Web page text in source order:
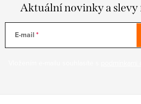
Aktuální novinky a slevy
E-mail